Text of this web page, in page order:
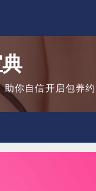
你自信开启包养